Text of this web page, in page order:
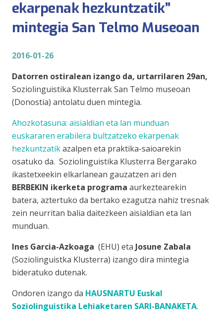
ekarpenak hezkuntzatik”
mintegia San Telmo Museoan
2016-01-26
Datorren ostiralean izango da, urtarrilaren 29an,
Soziolinguistika Klusterrak San Telmo museoan
(Donostia) antolatu duen mintegia.
Ahozkotasuna: aisialdian eta lan munduan
euskararen erabilera bultzatzeko ekarpenak
hezkuntzatikazalpen eta praktika-saioarekin
osatuko da. Soziolinguistika Klusterra Bergarako
ikastetxeekin elkarlanean gauzatzen ari den
BERBEKIN ikerketa programa aurkeztearekin
batera, aztertuko da bertako ezagutza nahiz tresnak
zein neurritan balia daitezkeen aisialdian eta lan
munduan.
Ines Garcia-Azkoaga (EHU) eta Josune Zabala
(Soziolinguistka Klusterra) izango dira mintegia
bideratuko dutenak.
Ondoren izango da HAUSNARTU Euskal
Soziolinguistika Lehiaketaren SARI-BANAKETA.